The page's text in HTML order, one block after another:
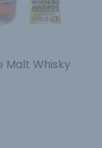
Malt Whisky